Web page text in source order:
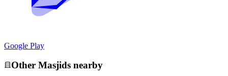
Google Play
Other Masjids nearby